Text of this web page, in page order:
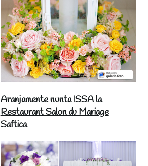
Aranjamente nunta ISSA la
Restaurant Salon du Mariage
Saftica